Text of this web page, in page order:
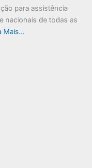
para assistência
nacionais de todas as
Mais…